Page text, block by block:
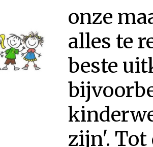
onze
alles te
beste
zijn'.